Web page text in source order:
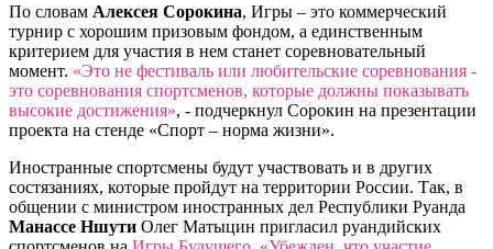
По словам Алексея Сорокина, Игры – это коммерческий
турнир с хорошим призовым фондом, а единственным
критерием для участия в нем станет соревновательный
момент. «Это не фестиваль или любительские соревнования -
это соревнования спортсменов, которые должны показывать
высокие достижения», - подчеркнул Сорокин на презентации
проекта на стенде «Спорт – норма жизни».
Иностранные спортсмены будут участвовать и в других
состязаниях, которые пройдут на территории России. Так, в
общении с министром иностранных дел Республики Руанда
Манассе Ншути Олег Матыцин пригласил руандийских